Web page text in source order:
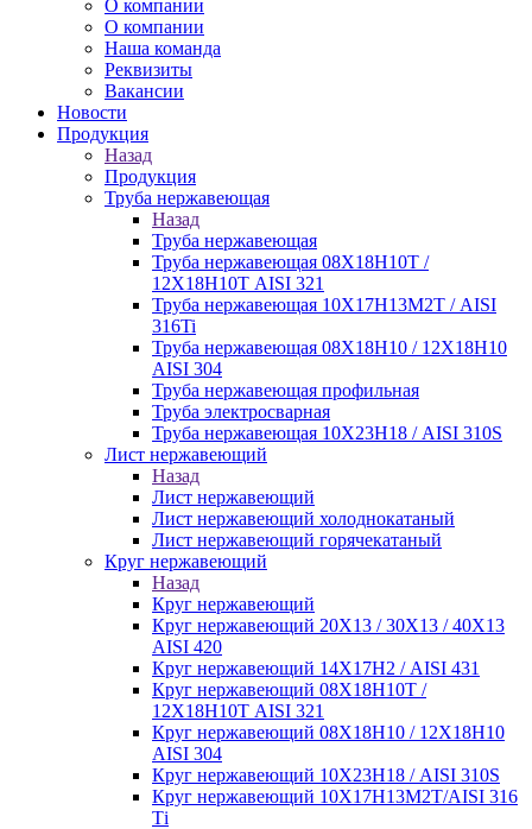
О компании
О компании
Наша команда
Реквизиты
Вакансии
Новости
Продукция
Назад
Продукция
Труба нержавеющая
Назад
Труба нержавеющая
Труба нержавеющая 08Х18Н10Т /
12Х18Н10Т AISI 321
Труба нержавеющая 10Х17Н13М2Т / AISI
316Ti
Труба нержавеющая 08Х18Н10 / 12Х18Н10
AISI 304
Труба нержавеющая профильная
Труба электросварная
Труба нержавеющая 10Х23Н18 / AISI 310S
Лист нержавеющий
Назад
Лист нержавеющий
Лист нержавеющий холоднокатаный
Лист нержавеющий горячекатаный
Круг нержавеющий
Назад
Круг нержавеющий
Круг нержавеющий 20Х13 / 30Х13 / 40Х13
AISI 420
Круг нержавеющий 14Х17Н2 / AISI 431
Круг нержавеющий 08Х18Н10Т /
12Х18Н10Т AISI 321
Круг нержавеющий 08Х18Н10 / 12Х18Н10
AISI 304
Круг нержавеющий 10Х23Н18 / AISI 310S
Круг нержавеющий 10Х17Н13М2Т/AISI 316
Тi